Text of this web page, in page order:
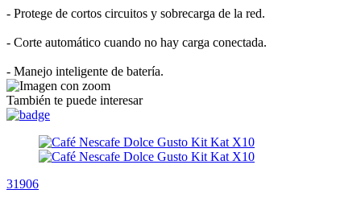
- Protege de cortos circuitos y sobrecarga de la red.
- Corte automático cuando no hay carga conectada.
- Manejo inteligente de batería.
También te puede interesar
31906